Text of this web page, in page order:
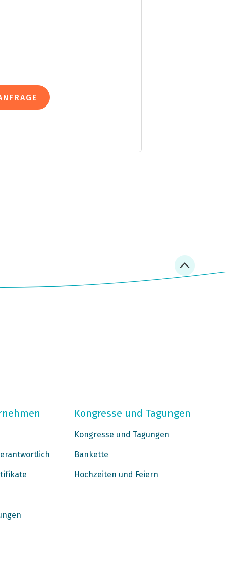
Kongresse und Tagungen
Kongresse und Tagungen
Bankette
Hochzeiten und Feiern